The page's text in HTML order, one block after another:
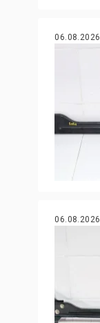
06.08.2026
06.08.2026